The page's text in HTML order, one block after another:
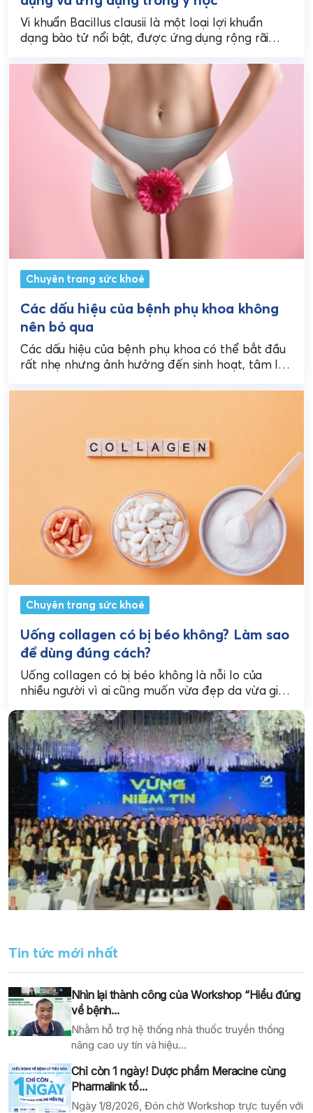
Vi khuẩn Bacillus clausii là một loại lợi khuẩn
dạng bào tử nổi bật, được ứng dụng rộng rãi
Chuyên trang sức khoẻ
Các dấu hiệu của bệnh phụ khoa không
nên bỏ qua
Các dấu hiệu của bệnh phụ khoa có thể bắt đầu
rất nhẹ nhưng ảnh hưởng đến sinh hoạt, tâm lý
Chuyên trang sức khoẻ
Uống collagen có bị béo không? Làm sao
để dùng đúng cách?
Uống collagen có bị béo không là nỗi lo của
nhiều người vì ai cũng muốn vừa đẹp da vừa giữ
Tin tức mới nhất
Nhìn lại thành công của Workshop “Hiểu đúng
về bệnh...
Nhằm hỗ trợ hệ thống nhà thuốc truyền thống
nâng cao uy tín và hiệu...
Chỉ còn 1 ngày! Dược phẩm Meracine cùng
Pharmalink tổ...
Ngày 1/8/2026, Đón chờ Workshop trực tuyến với